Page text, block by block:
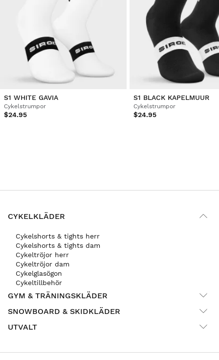
S1 WHITE GAVIA
Cykelstrumpor
$24.95
S1 BLACK KAPELMUUR
Cykelstrumpor
$24.95
CYKELKLÄDER
Cykelshorts & tights herr
Cykelshorts & tights dam
Cykeltröjor herr
Cykeltröjor dam
Cykelglasögon
Cykeltillbehör
GYM & TRÄNINGSKLÄDER
SNOWBOARD & SKIDKLÄDER
UTVALT